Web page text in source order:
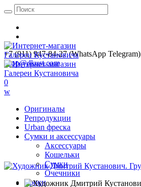
+7 (911) 947-84-27 (WhatsApp Telegram)
shop@dkust.com
0
w
Оригиналы
Репродукции
Urban фреска
Сумки и аксессуары
Аксессуары
Кошельки
Сумки
Очечники
Уроки